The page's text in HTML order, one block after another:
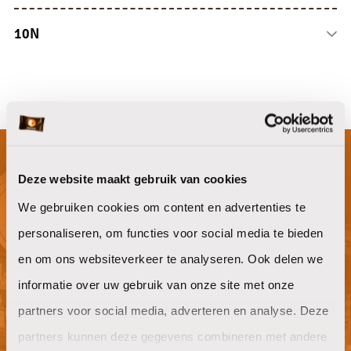
Deze website maakt gebruik van cookies
We gebruiken cookies om content en advertenties te
personaliseren, om functies voor social media te bieden
en om ons websiteverkeer te analyseren. Ook delen we
informatie over uw gebruik van onze site met onze
partners voor social media, adverteren en analyse. Deze
partners kunnen deze gegevens combineren met andere
Dispensers
Overige
Porselein
Glaswerk
10N
Niet gevonden waar je naar op zoek
bent?
Willen jullie ook goeie koffie op het
werk?